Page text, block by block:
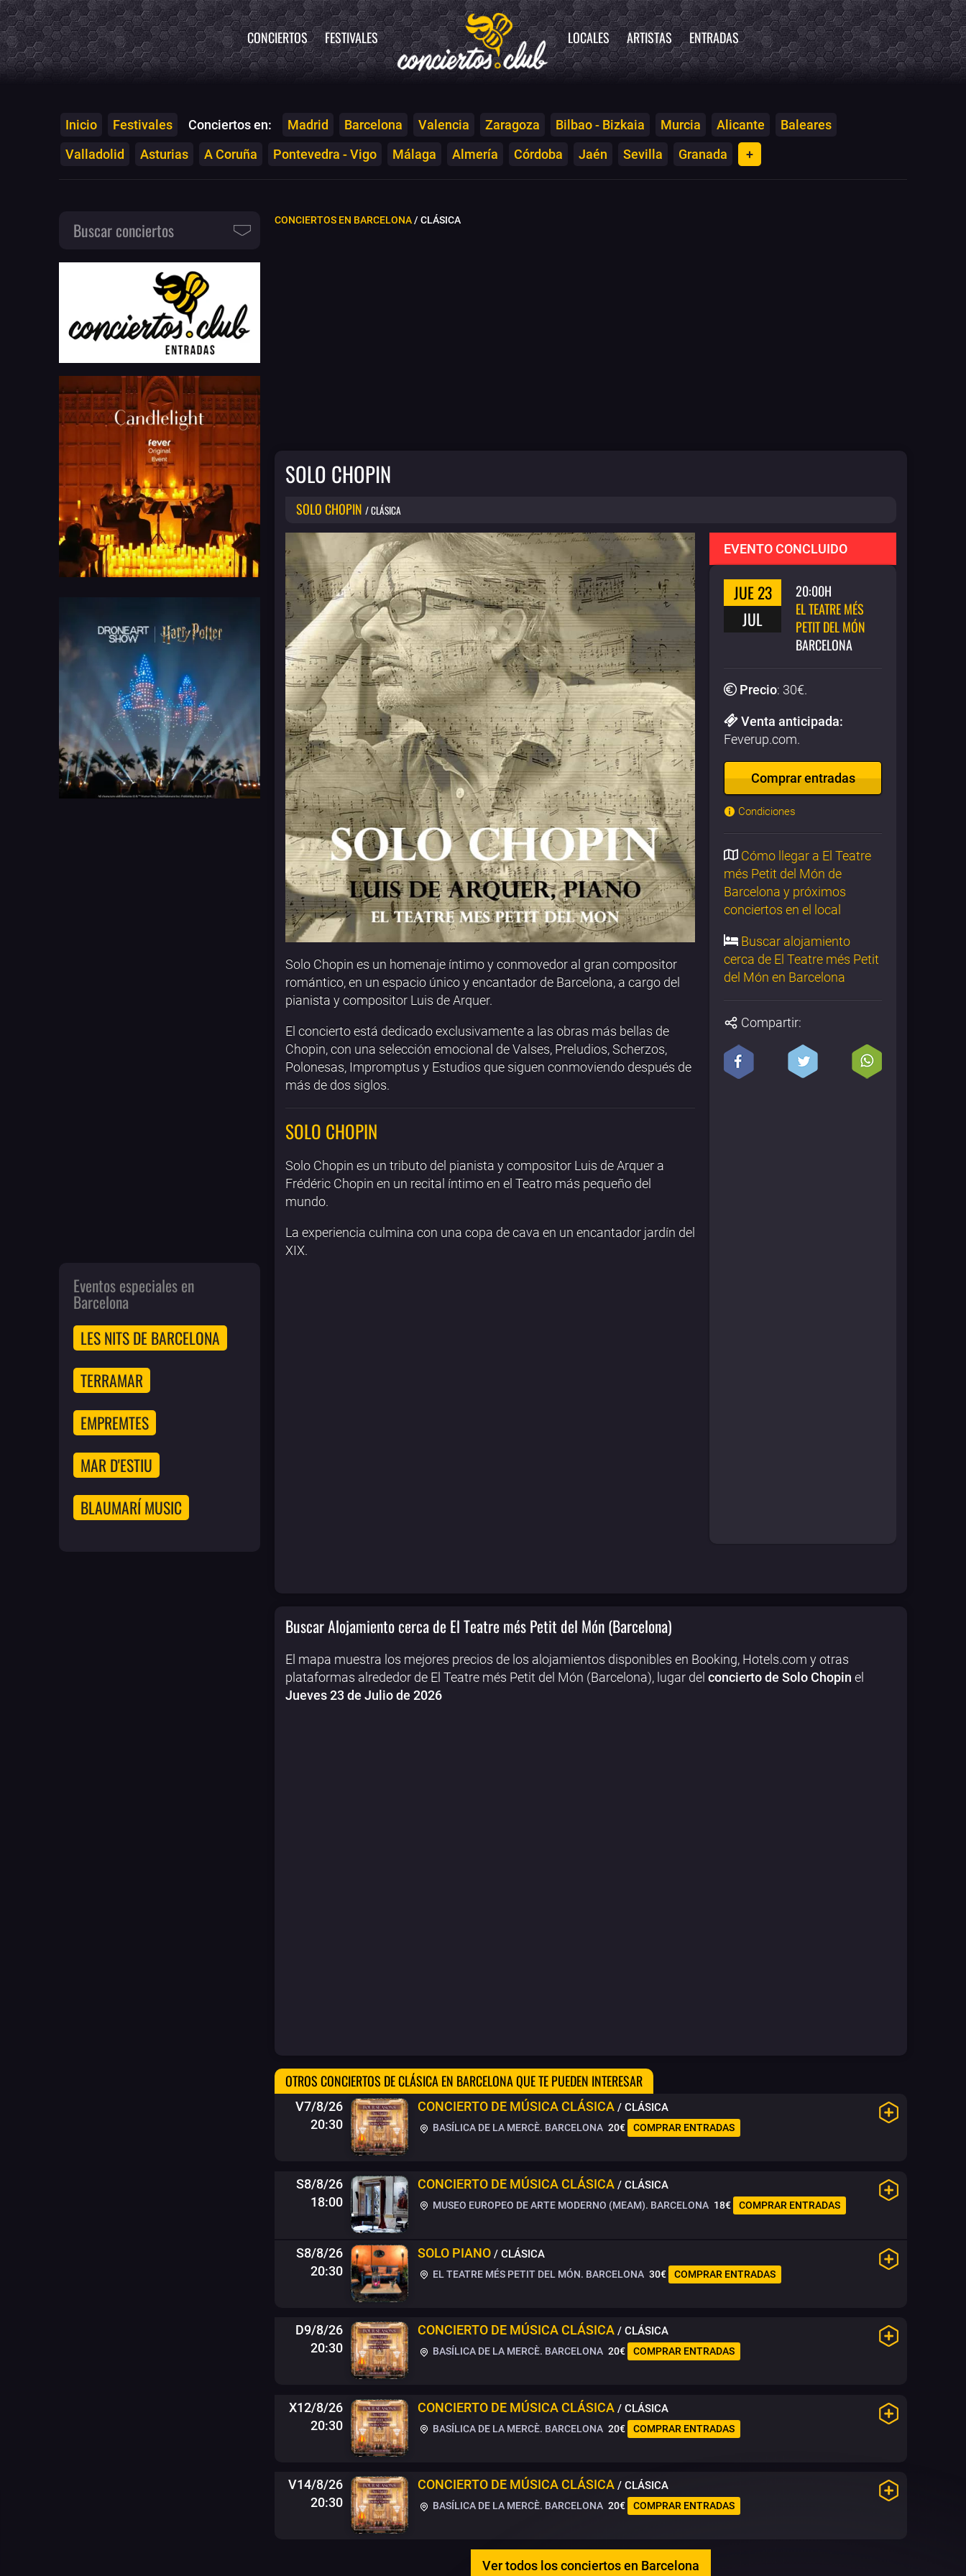
CONCIERTOS FESTIVALES LOCALES ARTISTAS ENTRADAS
Inicio Festivales Conciertos en: Madrid Barcelona Valencia Zaragoza Bilbao - Bizkaia Murcia Alicante
Baleares
Valladolid
Asturias A Coruña Pontevedra - Vigo Málaga Almería Córdoba Jaén Sevilla Granada +
CONCIERTOS EN BARCELONA/ CLÁSICA
SOLO CHOPIN
SOLO CHOPIN / CLÁSICA
EVENTO CONCLUIDO
JUE 23
JUL
20:00H
EL TEATRE MÉS
PETIT DEL MÓN
BARCELONA
Precio: 30€.
Venta anticipada:
Feverup.com.
Comprar entradas
Condiciones
Cómo llegar a El Teatre
més Petit del Món de
Barcelona y próximos
conciertos en el local
Buscar alojamiento
cerca de El Teatre més Petit
del Món en Barcelona
Compartir:
Solo Chopin es un homenaje íntimo y conmovedor al gran compositor
romántico, en un espacio único y encantador de Barcelona, a cargo del
pianista y compositor Luis de Arquer.
El concierto está dedicado exclusivamente a las obras más bellas de
Chopin, con una selección emocional de Valses, Preludios, Scherzos,
Polonesas, Impromptus y Estudios que siguen conmoviendo después de
más de dos siglos.
SOLO CHOPIN
Solo Chopin es un tributo del pianista y compositor Luis de Arquer a
Frédéric Chopin en un recital íntimo en el Teatro más pequeño del
mundo.
La experiencia culmina con una copa de cava en un encantador jardín del
XIX.
Buscar Alojamiento cerca de El Teatre més Petit del Món (Barcelona)
El mapa muestra los mejores precios de los alojamientos disponibles en Booking, Hotels.com y otras
plataformas alrededor de El Teatre més Petit del Món (Barcelona), lugar del concierto de Solo Chopin el
Jueves 23 de Julio de 2026
OTROS CONCIERTOS DE CLÁSICA EN BARCELONA QUE TE PUEDEN INTERESAR
V7/8/26
20:30
CONCIERTO DE MÚSICA CLÁSICA / CLÁSICA
BASÍLICA DE LA MERCÈ. BARCELONA 20€ COMPRAR ENTRADAS
S8/8/26
18:00
CONCIERTO DE MÚSICA CLÁSICA / CLÁSICA
MUSEO EUROPEO DE ARTE MODERNO (MEAM). BARCELONA 18€ COMPRAR ENTRADAS
S8/8/26
20:30
SOLO PIANO / CLÁSICA
EL TEATRE MÉS PETIT DEL MÓN. BARCELONA 30€ COMPRAR ENTRADAS
D9/8/26
20:30
CONCIERTO DE MÚSICA CLÁSICA / CLÁSICA
BASÍLICA DE LA MERCÈ. BARCELONA 20€ COMPRAR ENTRADAS
X12/8/26
20:30
CONCIERTO DE MÚSICA CLÁSICA / CLÁSICA
BASÍLICA DE LA MERCÈ. BARCELONA 20€ COMPRAR ENTRADAS
V14/8/26
20:30
CONCIERTO DE MÚSICA CLÁSICA / CLÁSICA
BASÍLICA DE LA MERCÈ. BARCELONA 20€ COMPRAR ENTRADAS
Ver todos los conciertos en Barcelona
Buscar conciertos
Eventos especiales en
Barcelona
LES NITS DE BARCELONA
TERRAMAR
EMPREMTES
MAR D'ESTIU
BLAUMARÍ MUSIC